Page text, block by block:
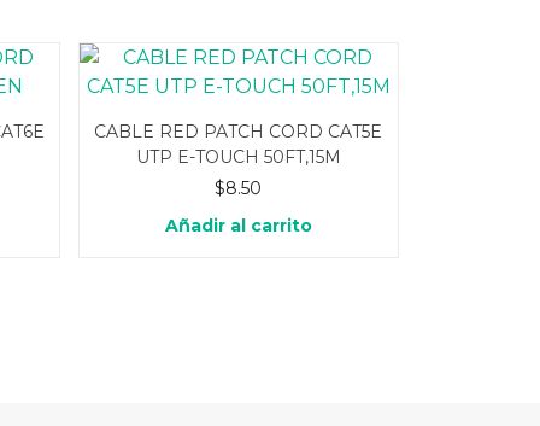
CABLE RED PATCH CORD CAT5E
UTP E-TOUCH 50FT,15M
$8.50
Añadir al carrito